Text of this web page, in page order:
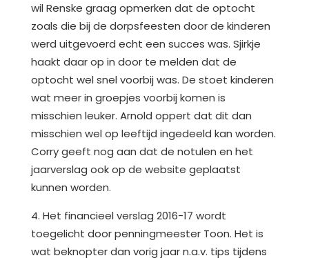
wil Renske graag opmerken dat de optocht
zoals die bij de dorpsfeesten door de kinderen
werd uitgevoerd echt een succes was. Sjirkje
haakt daar op in door te melden dat de
optocht wel snel voorbij was. De stoet kinderen
wat meer in groepjes voorbij komen is
misschien leuker. Arnold oppert dat dit dan
misschien wel op leeftijd ingedeeld kan worden.
Corry geeft nog aan dat de notulen en het
jaarverslag ook op de website geplaatst
kunnen worden.
4. Het financieel verslag 2016-17 wordt
toegelicht door penningmeester Toon. Het is
wat beknopter dan vorig jaar n.a.v. tips tijdens